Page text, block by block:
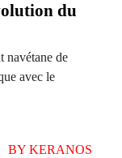
du
navétane de
avec le
BY KERANOS